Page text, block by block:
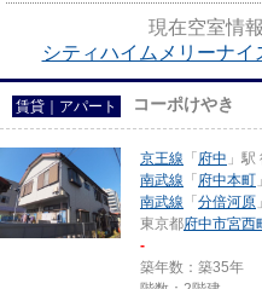
現在空室情
シティハイムメリーナ
賃貸｜アパート コーポけやき
京王線 「 府中 」駅
南武線 「 府中本町
南武線 「 分倍河原
東京都府中市宮西
-
築年数：築35年